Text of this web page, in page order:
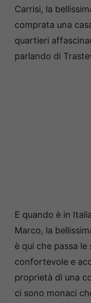
Carrisi, la
comprata una
quartieri
parlando di
E quando è in
Marco, la
è qui che passa
confortevole e
proprietà di una
ci sono monaci